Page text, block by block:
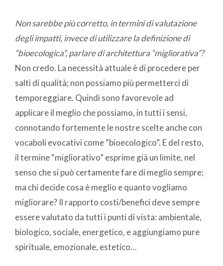
Non sarebbe più corretto, in termini di valutazione
degli impatti, invece di utilizzare la definizione di
“bioecologica”, parlare di architettura “migliorativa”?
Non credo. La necessità attuale è di procedere per
salti di qualità; non possiamo più permetterci di
temporeggiare. Quindi sono favorevole ad
applicare il meglio che possiamo, in tutti i sensi,
connotando fortemente le nostre scelte anche con
vocaboli evocativi come “bioecologico”. E del resto,
il termine “migliorativo” esprime già un limite, nel
senso che si può certamente fare di meglio sempre;
ma chi decide cosa è meglio e quanto vogliamo
migliorare? Il rapporto costi/benefici deve sempre
essere valutato da tutti i punti di vista: ambientale,
biologico, sociale, energetico, e aggiungiamo pure
spirituale, emozionale, estetico…